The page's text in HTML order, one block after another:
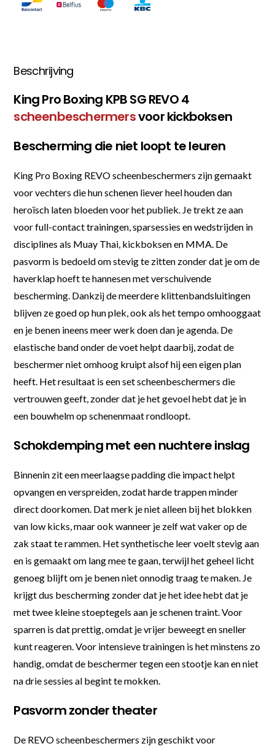
Beschrijving
King Pro Boxing KPB SG REVO 4
scheenbeschermersvoor kickboksen
Bescherming die niet loopt te leuren
King Pro Boxing REVO scheenbeschermers zijn gemaakt
voor vechters die hun schenen liever heel houden dan
heroïsch laten bloeden voor het publiek. Je trekt ze aan
voor full-contact trainingen, sparsessies en wedstrijden in
disciplines als Muay Thai, kickboksen en MMA. De
pasvorm is bedoeld om stevig te zitten zonder dat je om de
haverklap hoeft te hannesen met verschuivende
bescherming. Dankzij de meerdere klittenbandsluitingen
blijven ze goed op hun plek, ook als het tempo omhooggaat
en je benen ineens meer werk doen dan je agenda. De
elastische band onder de voet helpt daarbij, zodat de
beschermer niet omhoog kruipt alsof hij een eigen plan
heeft. Het resultaat is een set scheenbeschermers die
vertrouwen geeft, zonder dat je het gevoel hebt dat je in
een bouwhelm op schenenmaat rondloopt.
Schokdemping met een nuchtere inslag
Binnenin zit een meerlaagse padding die impact helpt
opvangen en verspreiden, zodat harde trappen minder
direct doorkomen. Dat merk je niet alleen bij het blokken
van low kicks, maar ook wanneer je zelf wat vaker op de
zak staat te rammen. Het synthetische leer voelt stevig aan
en is gemaakt om lang mee te gaan, terwijl het geheel licht
genoeg blijft om je benen niet onnodig traag te maken. Je
krijgt dus bescherming zonder dat je het idee hebt dat je
met twee kleine stoeptegels aan je schenen traint. Voor
sparren is dat prettig, omdat je vrijer beweegt en sneller
kunt reageren. Voor intensieve trainingen is het minstens zo
handig, omdat de beschermer tegen een stootje kan en niet
na drie sessies al begint te mokken.
Pasvorm zonder theater
De REVO scheenbeschermers zijn geschikt voor